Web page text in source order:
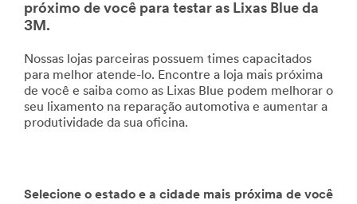
próximo de você para testar as Lixas Blue da
3M.
Nossas lojas parceiras possuem times capacitados
para melhor atende-lo. Encontre a loja mais próxima
de você e saiba como as Lixas Blue podem melhorar o
seu lixamento na reparação automotiva e aumentar a
produtividade da sua oficina.
Selecione o estado e a cidade mais próxima de você